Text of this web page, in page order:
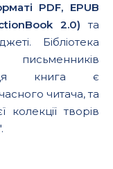
PDF, EPUB
2.0) та
Бібліотека
книга є
читача, та
творів